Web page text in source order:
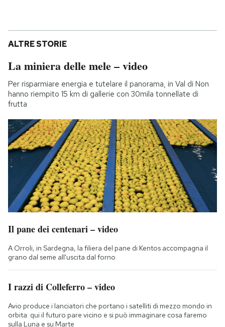
ALTRE STORIE
La miniera delle mele – video
Per risparmiare energia e tutelare il panorama, in Val di Non
hanno riempito 15 km di gallerie con 30mila tonnellate di
frutta
Il pane dei centenari – video
A Orroli, in Sardegna, la filiera del pane di Kentos accompagna il
grano dal seme all'uscita dal forno
I razzi di Colleferro – video
Avio produce i lanciatori che portano i satelliti di mezzo mondo in
orbita: qui il futuro pare vicino e si può immaginare cosa faremo
sulla Luna e su Marte